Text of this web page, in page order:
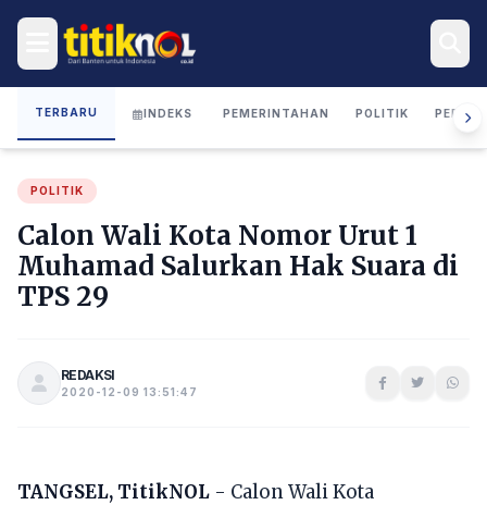
TERBARU INDEKS PEMERINTAHAN POLITIK
POLITIK
Calon Wali Kota Nomor Urut 1
Muhamad Salurkan Hak Suara di
TPS 29
REDAKSI
2020-12-09 13:51:47
TANGSEL, TitikNOL - Calon Wali Kota